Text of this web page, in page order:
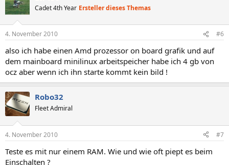
Cadet 4th Year Ersteller dieses Themas
4. November 2010 #6
also ich habe einen Amd prozessor on board grafik und auf
dem mainboard minilinux arbeitspeicher habe ich 4 gb von
ocz aber wenn ich ihn starte kommt kein bild !
Robo32
Fleet Admiral
4. November 2010 #7
Teste es mit nur einem RAM. Wie und wie oft piept es beim
Einschalten ?